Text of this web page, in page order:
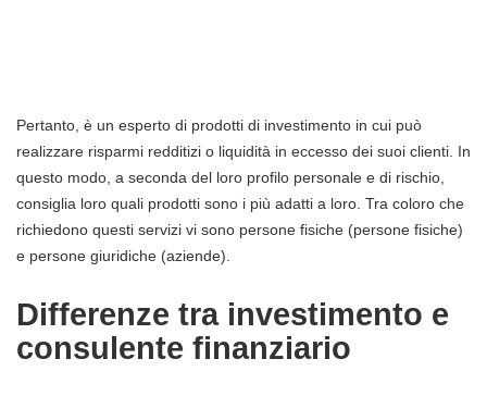
Pertanto, è un esperto di prodotti di investimento in cui può
realizzare risparmi redditizi o liquidità in eccesso dei suoi clienti. In
questo modo, a seconda del loro profilo personale e di rischio,
consiglia loro quali prodotti sono i più adatti a loro. Tra coloro che
richiedono questi servizi vi sono persone fisiche (persone fisiche)
e persone giuridiche (aziende).
Differenze tra investimento e
consulente finanziario